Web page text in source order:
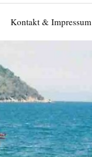
Kontakt & Impressum